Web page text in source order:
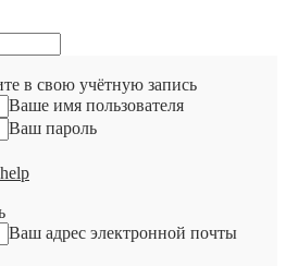
в свою учётную запись
Ваше имя пользователя
Ваш пароль
Ваш адрес электронной почты